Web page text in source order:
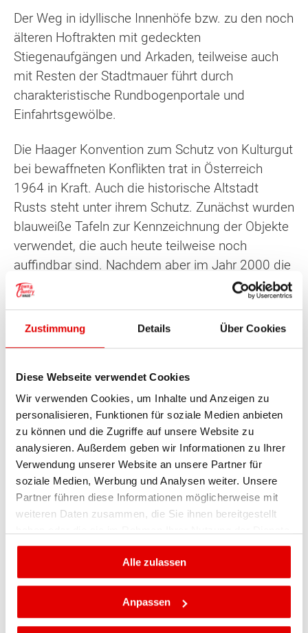
Zustimmung Details Über Cookies
Diese Webseite verwendet Cookies
Wir verwenden Cookies, um Inhalte und Anzeigen zu
personalisieren, Funktionen für soziale Medien anbieten
zu können und die Zugriffe auf unsere Website zu
analysieren. Außerdem geben wir Informationen zu Ihrer
Verwendung unserer Website an unsere Partner für
soziale Medien, Werbung und Analysen weiter. Unsere
Partner führen diese Informationen möglicherweise mit
weiteren Daten zusammen, die Sie ihnen bereitgestellt
gesammelt haben.
Alle zulassen
Anpassen
Der Weg in idyllische Innenhöfe bzw. zu den noch
älteren Hoftrakten mit gedeckten
Stiegenaufgängen und Arkaden, teilweise auch
mit Resten der Stadtmauer führt durch
charakteristische Rundbogenportale und
Einfahrtsgewölbe.
Die Haager Konvention zum Schutz von Kulturgut
bei bewaffneten Konflikten trat in Österreich
1964 in Kraft. Auch die historische Altstadt
Rusts steht unter ihrem Schutz. Zunächst wurden
blauweiße Tafeln zur Kennzeichnung der Objekte
verwendet, die auch heute teilweise noch
auffindbar sind. Nachdem aber im Jahr 2000 die
Novelle zum Denkmalschutzgesetz in Kraft trat,
haben diese ihre Gültigkeit verloren. Eine Liste
aller gemäß der Haager Konvention zu
1975, im Jahr des europäischen,
architektonischen Erbes, wurde Rust, neben
Salzburg und Krems, als eine der drei
Modellstädte Österreichs ausgezeichnet.
Ausschlaggebend hierfür war, dass hier vitale
Altstädte bestehen und keine revitalisierten.
die Region Neusiedler See, seit 2001 auf der
Liste der UNESCO-Weltkulturerbe-Stätten
vertreten. Erwähnenswert ist an dieser Stelle
auch, dass Rust mehrfach als Schönste Stadt
des Burgenlandes ausgezeichnet wurde. Dies